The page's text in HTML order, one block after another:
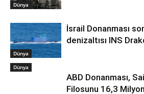
Dünya
Dünya
İsrail Donanması
denizaltısı INS
Dünya
ABD Donanması,
Filosunu 16,3